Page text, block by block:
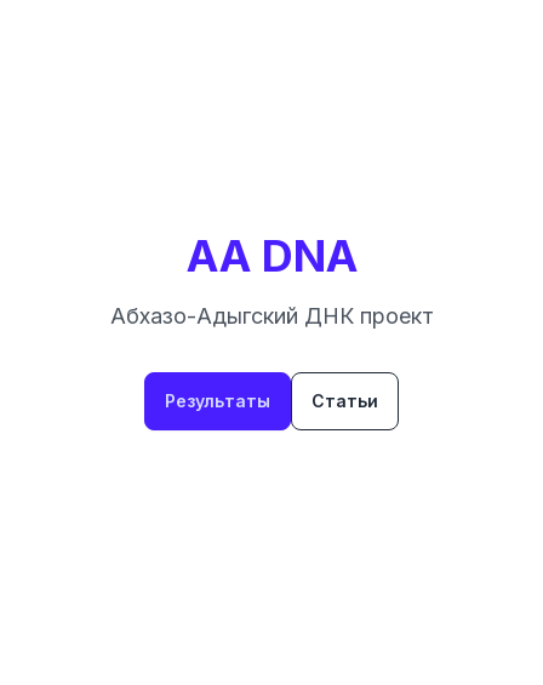
AA DNA
Абхазо-Адыгский ДНК проект
Результаты Статьи